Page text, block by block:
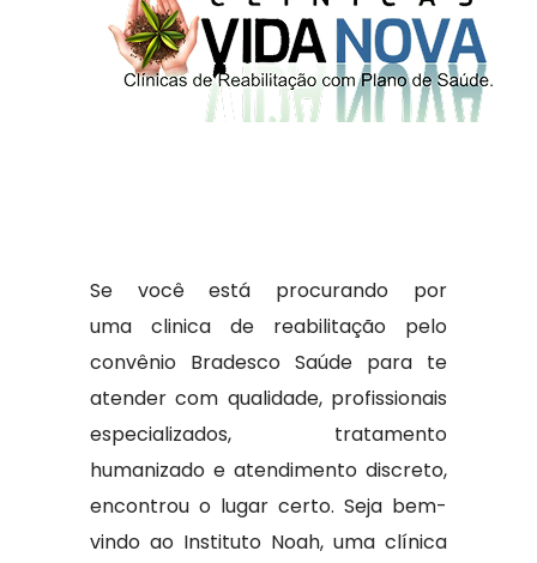
Se você está procurando por
uma clinica de reabilitação pelo
convênio Bradesco Saúde para te
atender com qualidade, profissionais
especializados, tratamento
humanizado e atendimento discreto,
encontrou o lugar certo. Seja bem-
vindo ao Instituto Noah, uma clínica